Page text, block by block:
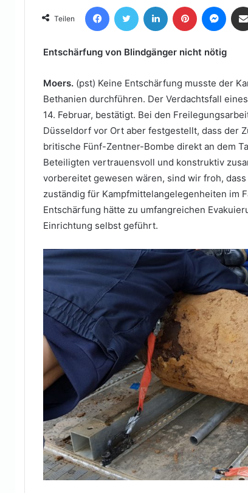
eine
E-
Teilen
FacebookTwitter LinkedIn Pinterest
Entschärfung von Blindgänger nicht nötig
Moers. (pst) Keine Entschärfung musste der
Bethanien durchführen. Der Verdachtsfall
14. Februar, bestätigt. Bei den
Düsseldorf vor Ort aber festgestellt, dass der
britische Fünf-Zentner-Bombe direkt an dem
Beteiligten vertrauensvoll und konstruktiv
vorbereitet gewesen wären, sind wir froh,
zuständig für Kampfmittelangelegenheiten im
Entschärfung hätte zu umfangreichen
Einrichtung selbst geführt.